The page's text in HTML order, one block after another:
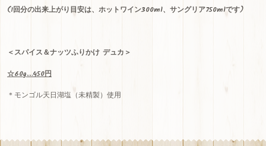
(1回分の出来上がり目安は、ホットワイン300ml、サングリア750mlです)
＜スパイス＆ナッツふりかけ デュカ＞
☆60g…450円
＊モンゴル天日湖塩（未精製）使用